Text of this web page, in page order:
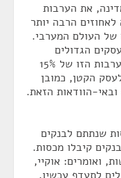
את הערבות
הרבה יותר
של העולם המערבי.
הגדולים
והבינוניים קל לבנק לתת את האשראי בערבות הזו של 15%
הקטן, כמובן
הוודאות הזאת.
שנתתם לבנקים
קיבלו מכסות.
ואומרים: אוקיי,